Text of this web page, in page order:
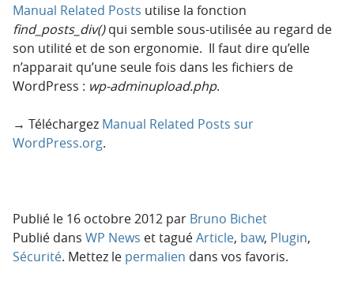
Manual Related Posts utilise la fonction
find_posts_div()qui semble sous-utilisée au regard de
son utilité et de son ergonomie. Il faut dire qu’elle
n’apparait qu’une seule fois dans les fichiers de
WordPress : wp-adminupload.php.
→ Téléchargez Manual Related Posts sur
WordPress.org.
Publié le 16 octobre 2012 par Bruno Bichet
Publié dans WP News et taguéArticle, baw, Plugin,
Sécurité. Mettez le permalien dans vos favoris.